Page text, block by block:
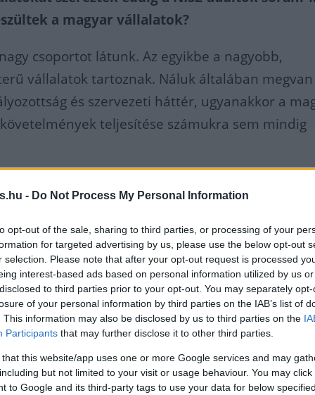
- Do Not Process My Personal Information
opt-out of the sale, sharing to third parties, or processing of your
for targeted advertising by us, please use the below opt-out
selection. Please note that after your opt-out request is processed
interest-based ads based on personal information utilized by us
to third parties prior to your opt-out. You may separately
of your personal information by third parties on the IAB’s list of
This information may also be disclosed by us to third parties on the
Participants that may further disclose it to other third parties.
that this website/app uses one or more Google services and may
but not limited to your visit or usage behaviour. You may
to Google and its third-party tags to use your data for below
a magyar vállalatok?
csoportot látunk. Az egyikbe a nagyobb,
vállalatok tartoznak. Náluk általában megvan
és szervezeti háttér, ugyanakkor a
teljesítése számukra sem mindig
még mindig távoli téma, és előfordul,
folyamatok vagy szabályzatok sem léteznek.
cégeknél gyakran teljesen a
elkezdeni a munkát.
amelyek különösen nehéz helyzetben